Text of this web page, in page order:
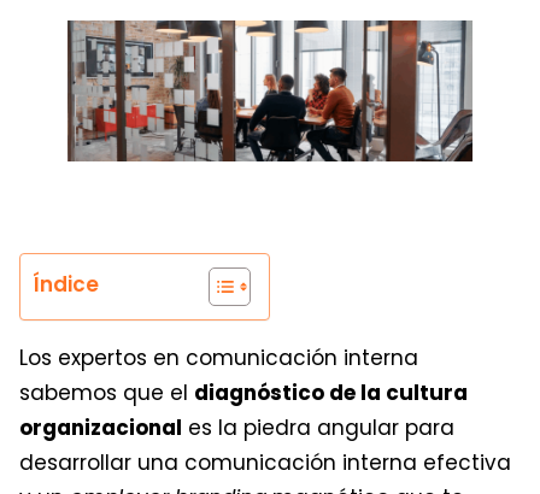
Índice
Los expertos en comunicación interna
sabemos que el diagnóstico de la cultura
organizacional es la piedra angular para
desarrollar una comunicación interna efectiva